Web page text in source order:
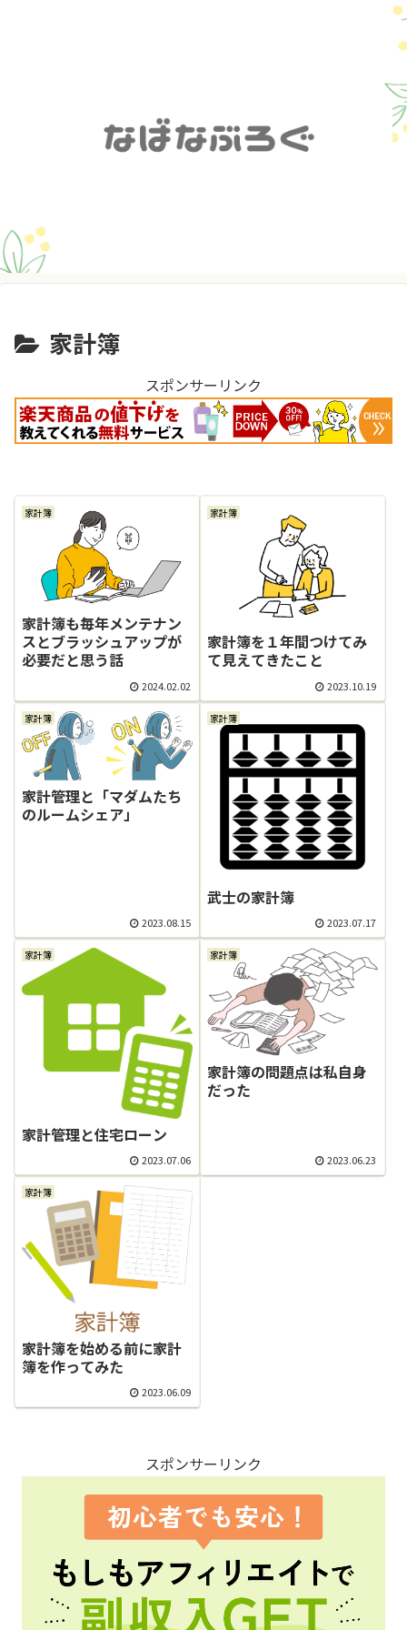
家計簿
スポンサーリンク
家計簿
家計簿も毎年メンテナン
スとブラッシュアップが
必要だと思う話
2024.02.02
家計簿
家計簿を１年間つけてみ
て見えてきたこと
2023.10.19
家計簿
家計管理と「マダムたち
のルームシェア」
2023.08.15
家計簿
武士の家計簿
2023.07.17
家計簿
家計管理と住宅ローン
2023.07.06
家計簿
家計簿の問題点は私自身
だった
2023.06.23
家計簿
家計簿を始める前に家計
簿を作ってみた
2023.06.09
スポンサーリンク